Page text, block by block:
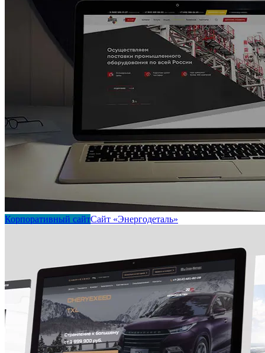
Корпоративный сайтСайт «Энергодеталь»